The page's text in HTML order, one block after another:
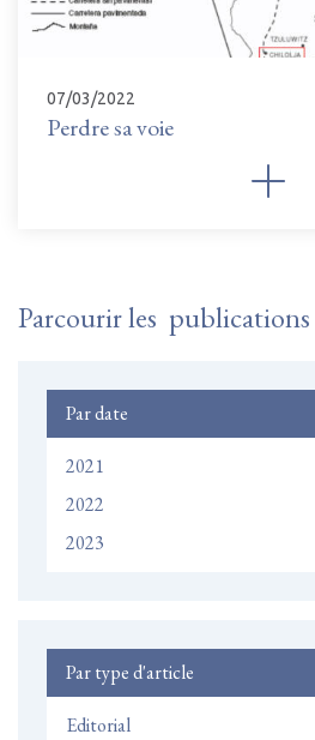
07/03/2022
Perdre sa voie
Parcourir les publications
Par date
2021
2022
2023
Par type d'article
Editorial